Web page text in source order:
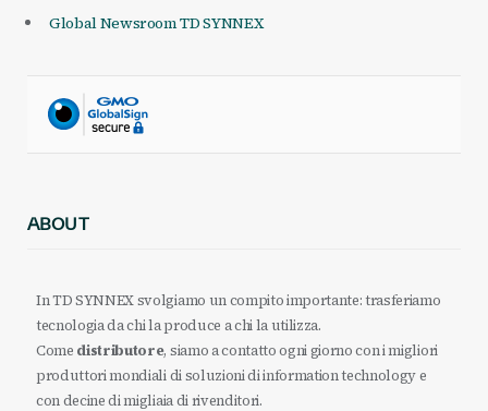
Global Newsroom TD SYNNEX
ABOUT
In TD SYNNEX svolgiamo un compito importante: trasferiamo
tecnologia da chi la produce a chi la utilizza.
Come distributore, siamo a contatto ogni giorno con i migliori
produttori mondiali di soluzioni di information technology e
con decine di migliaia di rivenditori.